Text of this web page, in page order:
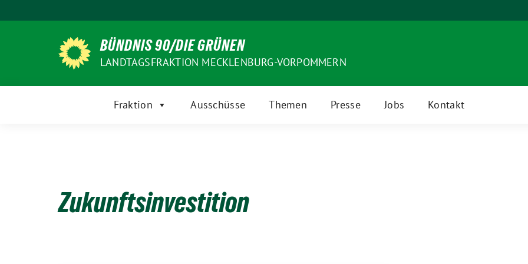
zum
BÜNDNIS 90/DIE GRÜNEN
LANDTAGSFRAKTION MECKLENBURG-VORPOMMERN
Fraktion Ausschüsse Themen Presse Jobs Kontakt
Zukunftsinvestition